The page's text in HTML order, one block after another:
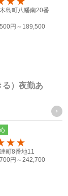
基づく各種手
連絡先として
する際の資料
メール、郵
の職務等に関
）夜勤あ
島町八幡南20番
円～ 189,500
町8番地11
円～ 242,700